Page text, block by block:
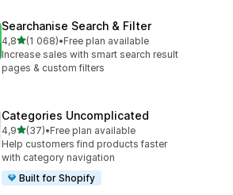
Searchanise Search & Filter
4,8na 5 gwiazdek
(1 068)
Łączna liczba recenzji: 1068
•Free plan available
Increase sales with smart search result
pages & custom filters
Categories Uncomplicated
4,9na 5 gwiazdek
(37)
Łączna liczba recenzji: 37
•Free plan available
Help customers find products faster
with category navigation
Built for Shopify